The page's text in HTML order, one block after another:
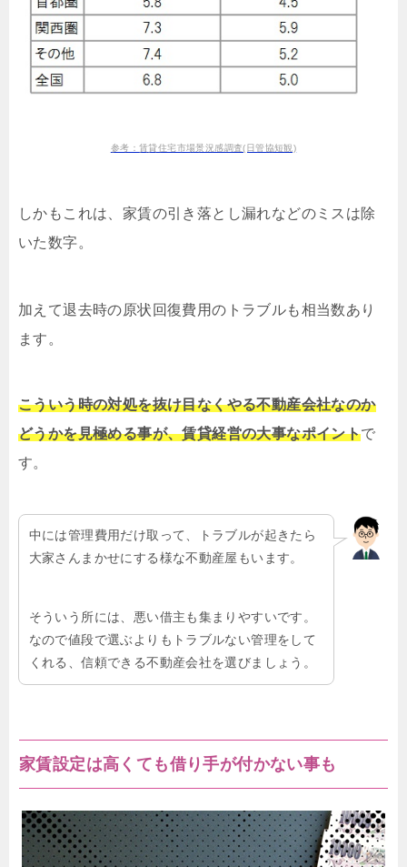
参考：賃貸住宅市場景況感調査(日管協短観)
しかもこれは、家賃の引き落とし漏れなどのミスは除
いた数字。
加えて退去時の原状回復費用のトラブルも相当数あり
ます。
こういう時の対処を抜け目なくやる不動産会社なのか
どうかを見極める事が、賃貸経営の大事なポイントで
す。
中には管理費用だけ取って、トラブルが起きたら
大家さんまかせにする様な不動産屋もいます。
そういう所には、悪い借主も集まりやすいです。
なので値段で選ぶよりもトラブルない管理をして
くれる、信頼できる不動産会社を選びましょう。
家賃設定は高くても借り手が付かない事も